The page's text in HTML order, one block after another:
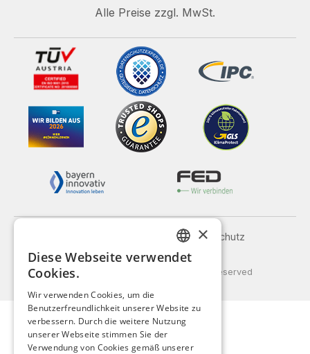
Alle Preise zzgl. MwSt.
Datenschutz
Versand und Zahlung
© 2026 Weidinger GmbH, All Rights Reserved
GERMAN
FRENCH
×
Diese Webseite verwendet
Cookies.
Wir verwenden Cookies, um die
Benutzerfreundlichkeit unserer Website zu
verbessern. Durch die weitere Nutzung
unserer Webseite stimmen Sie der
Verwendung von Cookies gemäß unserer